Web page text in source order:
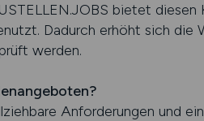
bietet
Dadurch erhöht sich die
werden.
Anforderungen und